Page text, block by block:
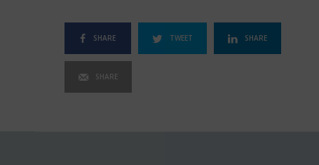
SHARE TWEET SHARE
SHARE